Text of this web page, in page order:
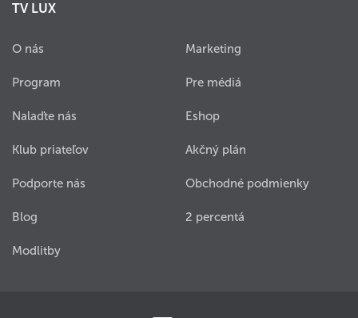
TV LUX
O nás
Program
Nalaďte nás
Klub priateľov
Podporte nás
Blog
Modlitby
Marketing
Pre médiá
Eshop
Akčný plán
Obchodné podmienky
2 percentá